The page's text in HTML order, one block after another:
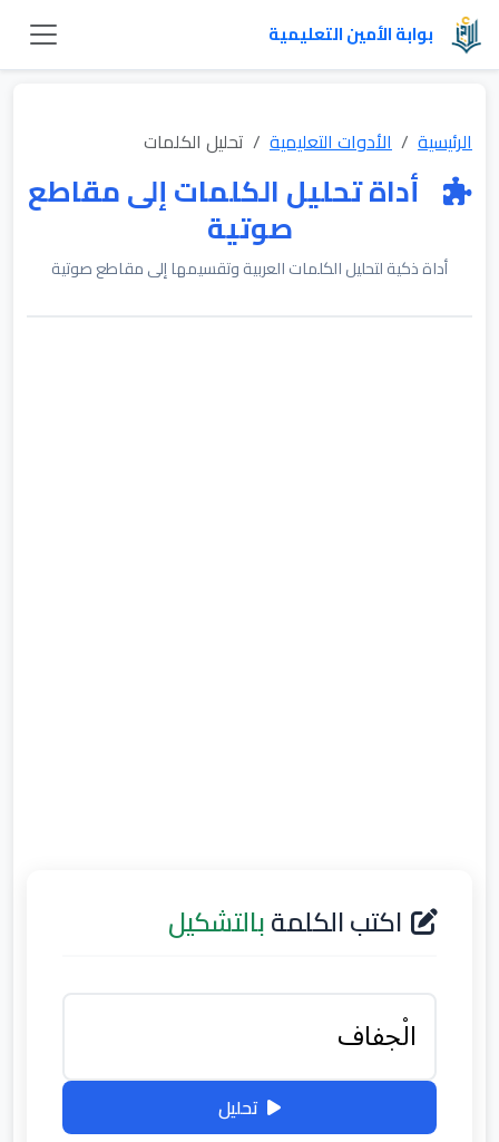
بوابة الأمين التعليمية
الرئيسية الأدوات التعليمية تحليل الكلمات
أداة تحليل الكلمات إلى مقاطع
صوتية
أداة ذكية لتحليل الكلمات العربية وتقسيمها إلى مقاطع صوتية
اكتب الكلمةبالتشكيل
تحليل